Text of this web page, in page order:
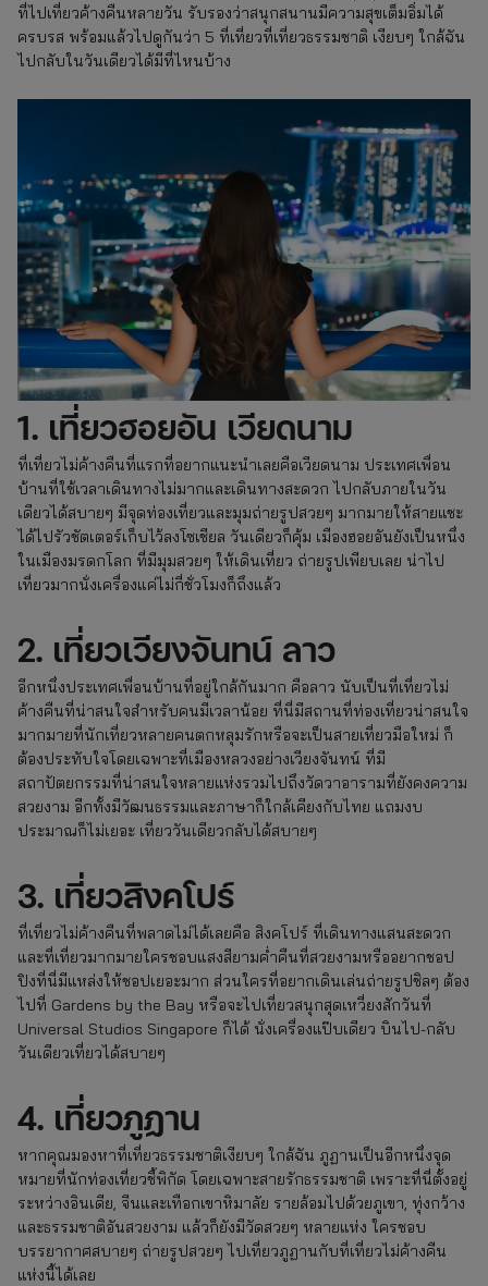
ที่ไปเที่ยวค้างคืนหลายวัน รับรองว่าสนุกสนานมีความสุขเต็มอิ่มได้
ครบรส พร้อมแล้วไปดูกันว่า 5 ที่เที่ยวที่เที่ยวธรรมชาติ เงียบๆ ใกล้ฉัน
ไปกลับในวันเดียวได้มีที่ไหนบ้าง
1. เที่ยวฮอยอัน เวียดนาม
ที่เที่ยวไม่ค้างคืนที่แรกที่อยากแนะนำเลยคือเวียดนาม ประเทศเพื่อน
บ้านที่ใช้เวลาเดินทางไม่มากและเดินทางสะดวก ไปกลับภายในวัน
เดียวได้สบายๆ มีจุดท่องเที่ยวและมุมถ่ายรูปสวยๆ มากมายให้สายแชะ
ได้ไปรัวชัตเตอร์เก็บไว้ลงโซเชียล วันเดียวก็คุ้ม เมืองฮอยอันยังเป็นหนึ่ง
ในเมืองมรดกโลก ที่มีมุมสวยๆ ให้เดินเที่ยว ถ่ายรูปเพียบเลย น่าไป
เที่ยวมากนั่งเครื่องแค่ไม่กี่ชั่วโมงก็ถึงแล้ว
2. เที่ยวเวียงจันทน์ ลาว
อีกหนึ่งประเทศเพื่อนบ้านที่อยู่ใกล้กันมาก คือลาว นับเป็นที่เที่ยวไม่
ค้างคืนที่น่าสนใจสำหรับคนมีเวลาน้อย ที่นี่มีสถานที่ท่องเที่ยวน่าสนใจ
มากมายที่นักเที่ยวหลายคนตกหลุมรักหรือจะเป็นสายเที่ยวมือใหม่ ก็
ต้องประทับใจโดยเฉพาะที่เมืองหลวงอย่างเวียงจันทน์ ที่มี
สถาปัตยกรรมที่น่าสนใจหลายแห่งรวมไปถึงวัดวาอารามที่ยังคงความ
สวยงาม อีกทั้งมีวัฒนธรรมและภาษาก็ใกล้เคียงกับไทย แถมงบ
ประมาณก็ไม่เยอะ เที่ยววันเดียวกลับได้สบายๆ
3. เที่ยวสิงคโปร์
ที่เที่ยวไม่ค้างคืนที่พลาดไม่ได้เลยคือ สิงคโปร์ ที่เดินทางแสนสะดวก
และที่เที่ยวมากมายใครชอบแสงสียามค่ำคืนที่สวยงามหรืออยากชอป
ปิงที่นี่มีแหล่งให้ชอปเยอะมาก ส่วนใครที่อยากเดินเล่นถ่ายรูปชิลๆ ต้อง
ไปที่ Gardens by the Bay หรือจะไปเที่ยวสนุกสุดเหวี่ยงสักวันที่
Universal Studios Singapore ก็ได้ นั่งเครื่องแป๊บเดียว บินไป-กลับ
วันเดียวเที่ยวได้สบายๆ
4. เที่ยวภูฏาน
หากคุณมองหาที่เที่ยวธรรมชาติเงียบๆ ใกล้ฉัน ภูฏานเป็นอีกหนึ่งจุด
หมายที่นักท่องเที่ยวชี้พิกัด โดยเฉพาะสายรักธรรมชาติ เพราะที่นี่ตั้งอยู่
ระหว่างอินเดีย, จีนและเทือกเขาหิมาลัย รายล้อมไปด้วยภูเขา, ทุ่งกว้าง
และธรรมชาติอันสวยงาม แล้วก็ยังมีวัดสวยๆ หลายแห่ง ใครชอบ
บรรยากาศสบายๆ ถ่ายรูปสวยๆ ไปเที่ยวภูฏานกับที่เที่ยวไม่ค้างคืน
แห่งนี้ได้เลย